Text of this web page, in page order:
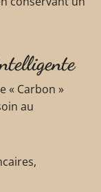
« Carbon »
au